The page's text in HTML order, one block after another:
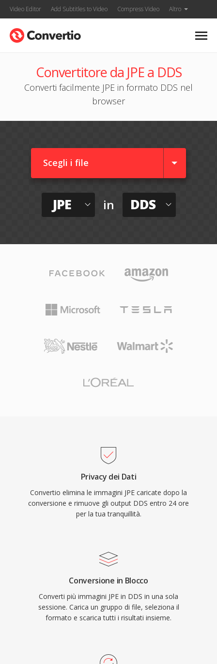
Video Editor Add Subtitles to Video Compress Video Altro
Convertitore da JPE a DDS
Converti facilmente JPE in formato DDS nel
browser
Scegli i file
JPE in DDS
Privacy dei Dati
Convertio elimina le immagini JPE caricate dopo la
conversione e rimuove gli output DDS entro 24 ore
per la tua tranquillità.
Conversione in Blocco
Converti più immagini JPE in DDS in una sola
sessione. Carica un gruppo di file, seleziona il
formato e scarica tutti i risultati insieme.